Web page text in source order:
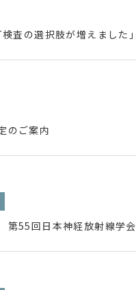
査の選択肢が増えました」
のご案内
55回日本神経放射線学会